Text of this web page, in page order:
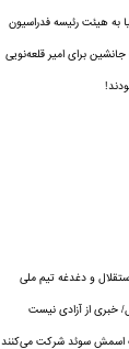
به هیئت رئیسه فدراسیون
برای امیر قلعه‌نویی
و دغدغه تیم ملی
خبری از آزادی نیست
اسمش سوئد شرکت می‌کنند